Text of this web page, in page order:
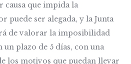
que impida la
puede ser alegada, y la Junta
de valorar la imposibilidad
un plazo de 5 días, con una
los motivos que puedan llevar